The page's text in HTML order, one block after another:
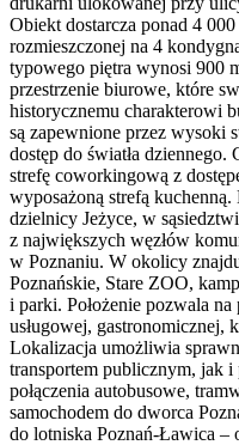
Obiekt dostarcza ponad 4
rozmieszczonej na 4
typowego piętra wynosi 900
przestrzenie biurowe, które
historycznemu charakterowi
są zapewnione przez wysoki
dostęp do światła
strefę coworkingową z
wyposażoną strefą
dzielnicy Jeżyce, w
z największych węzłów
w Poznaniu. W okolicy
Poznańskie, Stare ZOO,
i parki. Położenie pozwala
usługowej, gastronomicznej,
Lokalizacja umożliwia
transportem publicznym, jak
połączenia autobusowe,
samochodem do dworca
do lotniska Poznań-Ławica –